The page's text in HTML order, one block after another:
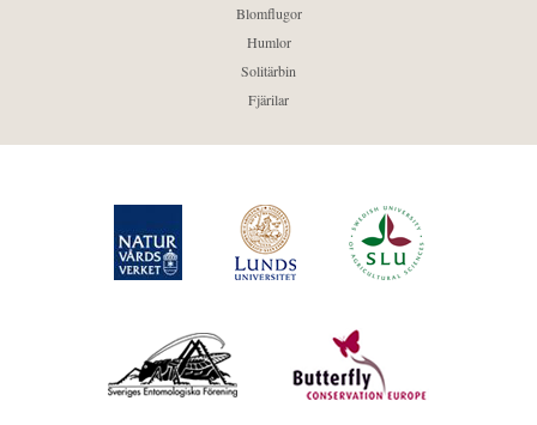
Blomflugor
Humlor
Solitärbin
Fjärilar